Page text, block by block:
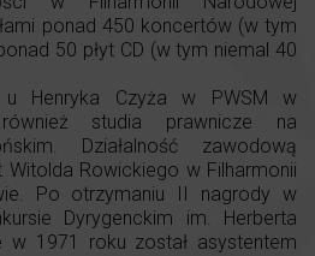
ponad 450 koncertów (w tym
50 płyt CD (w tym niemal 40
u Henryka Czyża w PWSM w
studia prawnicze na
Działalność zawodową
Rowickiego w Filharmonii
Po otrzymaniu II nagrody w
Dyrygenckim im. Herberta
w 1971 roku został asystentem